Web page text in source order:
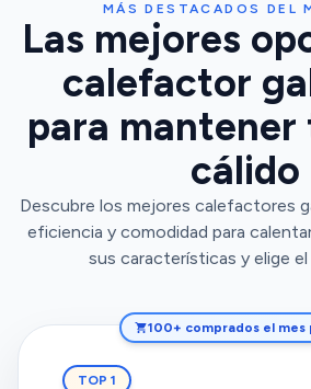
MÁS DESTACADOS DEL
Las mejores
calefactor
para
cálido
Descubre los mejores calefactores
eficiencia y comodidad para
sus características y elige el
100+ comprados el mes
TOP 1